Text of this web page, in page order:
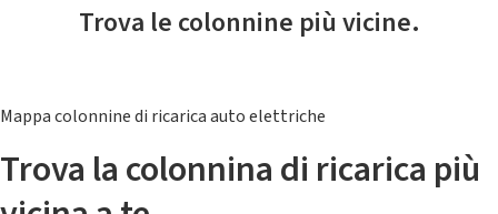
Trova le colonnine più vicine.
Mappa colonnine di ricarica auto elettriche
Trova la colonnina di ricarica più